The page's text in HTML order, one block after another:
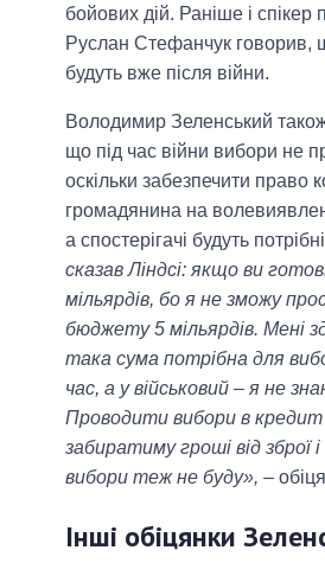
бойових дій. Раніше і спікер
Руслан Стефанчук говорив,
будуть вже після війни.
Володимир Зеленський
що під час війни вибори не
оскільки забезпечити право
громадянина на
а спостерігачі будуть
сказав Ліндсі: якщо ви
мільярдів, бо я не зможу
бюджету 5 мільярдів. Мені
така сума потрібна для
час, а у військовий – я не
Проводити вибори в кредит
забиратиму гроші від зброї
вибори теж не буду», –
Інші обіцянки